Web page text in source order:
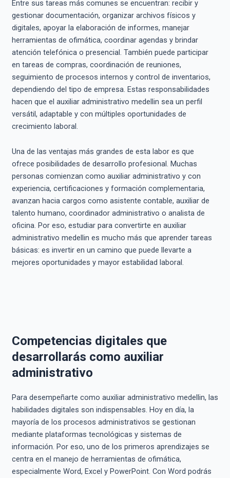
Entre sus tareas más comunes se encuentran: recibir y
gestionar documentación, organizar archivos físicos y
digitales, apoyar la elaboración de informes, manejar
herramientas de ofimática, coordinar agendas y brindar
atención telefónica o presencial. También puede participar
en tareas de compras, coordinación de reuniones,
seguimiento de procesos internos y control de inventarios,
dependiendo del tipo de empresa. Estas responsabilidades
hacen que el auxiliar administrativo medellin sea un perfil
versátil, adaptable y con múltiples oportunidades de
crecimiento laboral.
Una de las ventajas más grandes de esta labor es que
ofrece posibilidades de desarrollo profesional. Muchas
personas comienzan como auxiliar administrativo y con
experiencia, certificaciones y formación complementaria,
avanzan hacia cargos como asistente contable, auxiliar de
talento humano, coordinador administrativo o analista de
oficina. Por eso, estudiar para convertirte en auxiliar
administrativo medellin es mucho más que aprender tareas
básicas: es invertir en un camino que puede llevarte a
mejores oportunidades y mayor estabilidad laboral.
Competencias digitales que
desarrollarás como auxiliar
administrativo
Para desempeñarte como auxiliar administrativo medellin, las
habilidades digitales son indispensables. Hoy en día, la
mayoría de los procesos administrativos se gestionan
mediante plataformas tecnológicas y sistemas de
información. Por eso, uno de los primeros aprendizajes se
centra en el manejo de herramientas de ofimática,
especialmente Word, Excel y PowerPoint. Con Word podrás